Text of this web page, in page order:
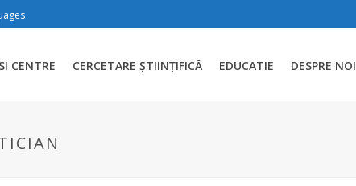
CENTRE CERCETARE ȘTIINȚIFICĂ EDUCATIE DESPRE NOI